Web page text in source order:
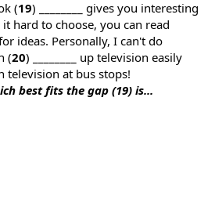
(19) ________ gives you interesting
hard to choose, you can read
ideas. Personally, I can't do
(20) ________ up television easily
television at bus stops!
best fits the gap (19) is...